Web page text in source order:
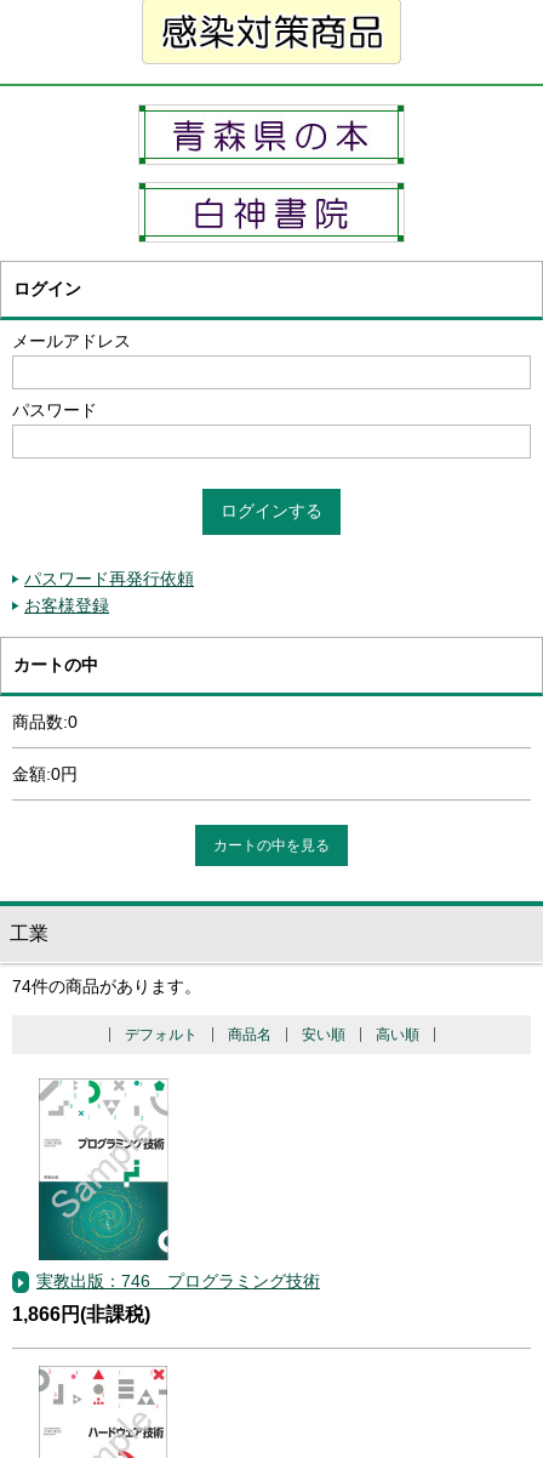
ログイン
メールアドレス
パスワード
パスワード再発行依頼
お客様登録
カートの中
商品数:0
金額:0円
カートの中を見る
工業
74件の商品があります。
デフォルト 商品名 安い順 高い順
実教出版：746 プログラミング技術
1,866円(非課税)